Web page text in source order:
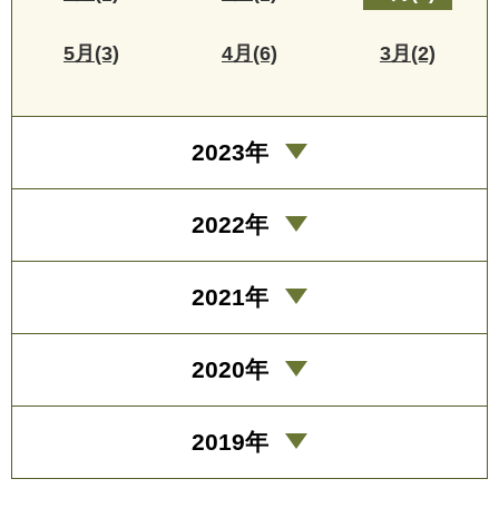
5月(3) 4月(6) 3月(2)
2023年
2022年
2021年
2020年
2019年